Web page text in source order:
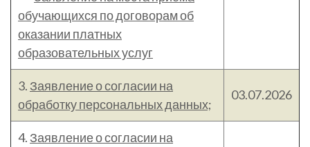
обучающихся по договорам об
оказании платных
образовательных услуг
3. Заявление о согласии на
обработку персональных данных;
03.07.2026
4. Заявление о согласии на